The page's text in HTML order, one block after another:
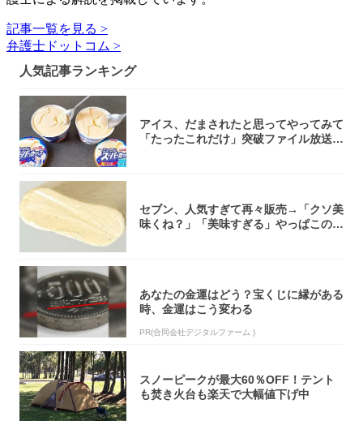
記事一覧を見る >
弁護士ドットコム >
人気記事ランキング
アイス、だまされたと思ってやってみて
「たったこれだけ」突破ファイル放送で
セブン、人気すぎて再々販売→「クソ美
味くね？」「美味すぎる」やっぱこのク
あなたの金運はどう？宝くじに縁がある
時、金運はこう変わる
PR(合同会社デジタルファーム )
スノーピークが最大60％OFF！テント
も焚き火台も楽天で大幅値下げ中